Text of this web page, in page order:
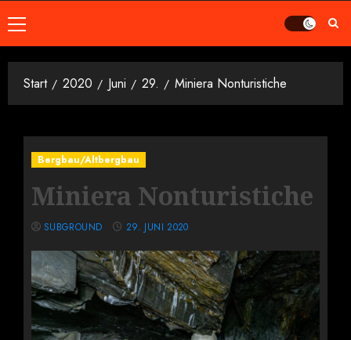
Primäres
Menü
Start 2020 Juni 29. Miniera Nonturistiche
Bergbau/Altbergbau
Miniera Nonturistiche
SUBGROUND 29. JUNI 2020